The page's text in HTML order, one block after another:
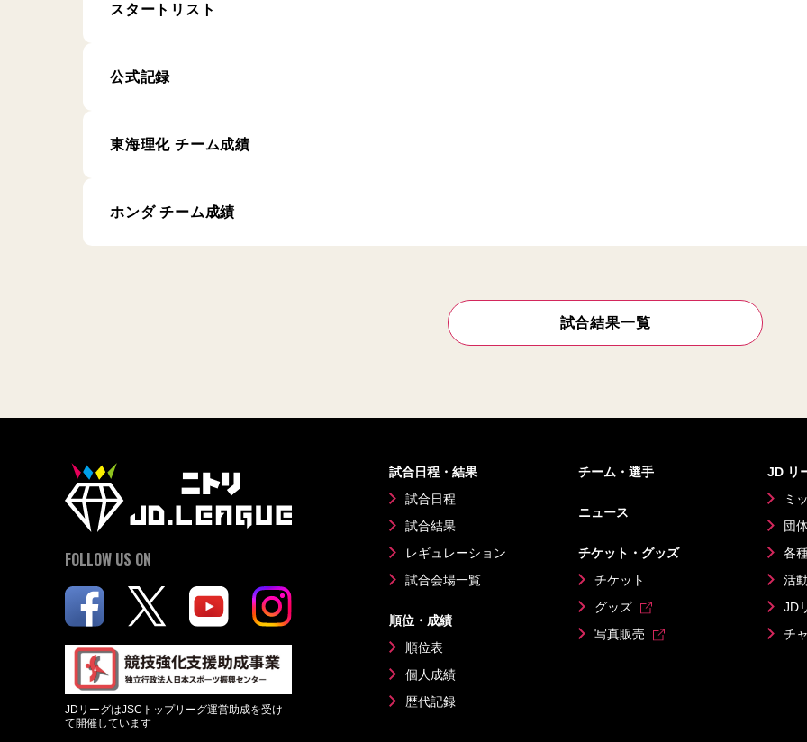
スタートリスト
公式記録
東海理化 チーム成績
ホンダ チーム成績
試合結果一覧
試合日程・結果
試合日程
試合結果
レギュレーション
試合会場一覧
順位・成績
順位表
個人成績
歴代記録
チーム・選手
ニュース
チケット・グッズ
チケット
グッズ
写真販売
JD リ
ミ
団
各
活
JD
チ
FOLLOW US ON
JDリーグはJSCトップリーグ運営助成を受け
て開催しています